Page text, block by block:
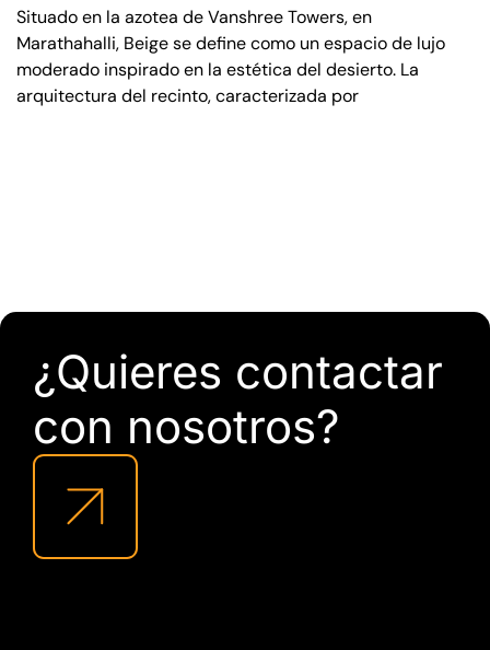
Situado en la azotea de Vanshree Towers, en
Marathahalli, Beige se define como un espacio de lujo
moderado inspirado en la estética del desierto. La
arquitectura del recinto, caracterizada por
¿Quieres contactar
con nosotros?